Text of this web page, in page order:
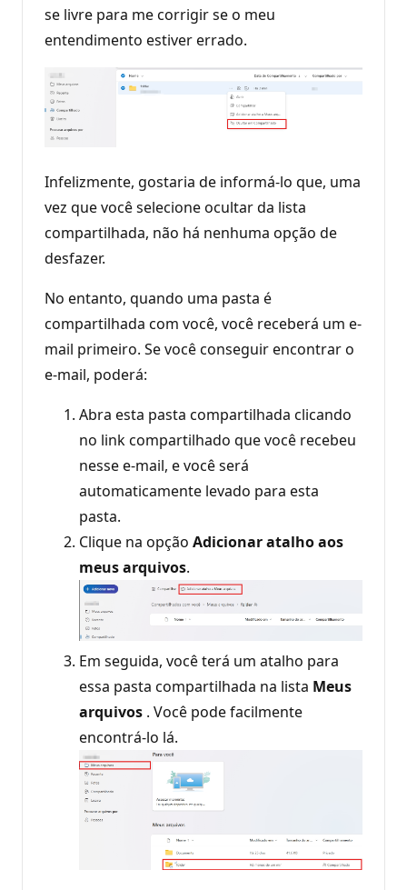
se livre para me corrigir se o meu
entendimento estiver errado.
Infelizmente, gostaria de informá-lo que, uma
vez que você selecione ocultar da lista
compartilhada, não há nenhuma opção de
desfazer.
No entanto, quando uma pasta é
compartilhada com você, você receberá um e-
mail primeiro. Se você conseguir encontrar o
e-mail, poderá:
Abra esta pasta compartilhada clicando
no link compartilhado que você recebeu
nesse e-mail, e você será
automaticamente levado para esta
pasta.
Clique na opção Adicionar atalho aos
meus arquivos.
Em seguida, você terá um atalho para
essa pasta compartilhada na lista Meus
arquivos . Você pode facilmente
encontrá-lo lá.